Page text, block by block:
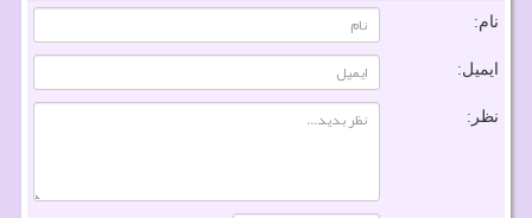
نام:
ایمیل:
نظر: